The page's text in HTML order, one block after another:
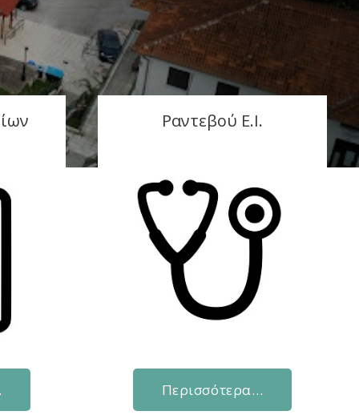
Ραντεβού Ε.Ι.
Περισσότερα…